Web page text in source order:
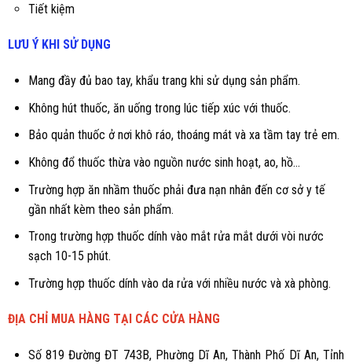
Tiết kiệm
LƯU Ý KHI SỬ DỤNG
Mang đầy đủ bao tay, khẩu trang khi sử dụng sản phẩm.
Không hút thuốc, ăn uống trong lúc tiếp xúc với thuốc.
Bảo quản thuốc ở nơi khô ráo, thoáng mát và xa tầm tay trẻ em.
Không đổ thuốc thừa vào nguồn nước sinh hoạt, ao, hồ...
Trường hợp ăn nhầm thuốc phải đưa nạn nhân đến cơ sở y tế
gần nhất kèm theo sản phẩm.
Trong trường hợp thuốc dính vào mắt rửa mắt dưới vòi nước
sạch 10-15 phút.
Trường hợp thuốc dính vào da rửa với nhiều nước và xà phòng.
ĐỊA CHỈ MUA HÀNG TẠI CÁC CỬA HÀNG
Số 819 Đường ĐT 743B, Phường Dĩ An, Thành Phố Dĩ An, Tỉnh